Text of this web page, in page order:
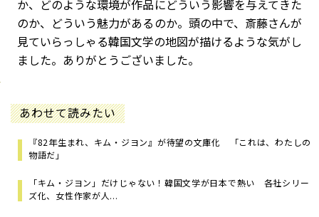
か、どのような環境が作品にどういう影響を与えてきた
のか、どういう魅力があるのか。頭の中で、斎藤さんが
見ていらっしゃる韓国文学の地図が描けるような気がし
ました。ありがとうございました。
あわせて読みたい
『82年生まれ、キム・ジヨン』が待望の文庫化 「これは、わたしの
物語だ」
「キム・ジヨン」だけじゃない！韓国文学が日本で熱い 各社シリー
ズ化、女性作家が人...